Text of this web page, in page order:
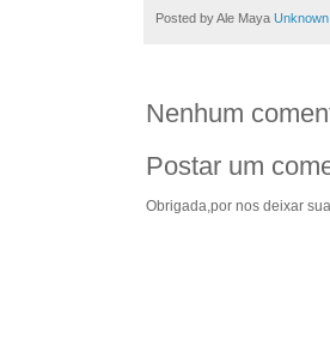
Posted by Ale Maya Unknown
Nenhum
Postar um
Obrigada,por nos deixar